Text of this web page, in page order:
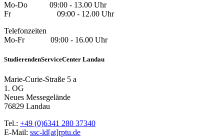
Mo-Do 09:00 - 13.00 Uhr
Fr 09:00 - 12.00 Uhr
Telefonzeiten
Mo-Fr 09:00 - 16.00 Uhr
StudierendenServiceCenter Landau
Marie-Curie-Straße 5 a
1. OG
Neues Messegelände
76829 Landau
Tel.: +49 (0)6341 280 37340
E-Mail: ssc-ld[at]rptu.de